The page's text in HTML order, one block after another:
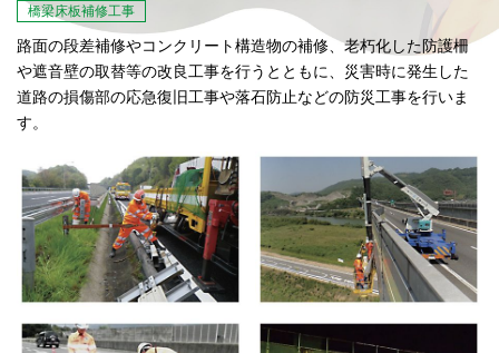
橋梁床板補修工事
路面の段差補修やコンクリート構造物の補修、老朽化した防護柵
や遮音壁の取替等の改良工事を行うとともに、災害時に発生した
道路の損傷部の応急復旧工事や落石防止などの防災工事を行いま
す。